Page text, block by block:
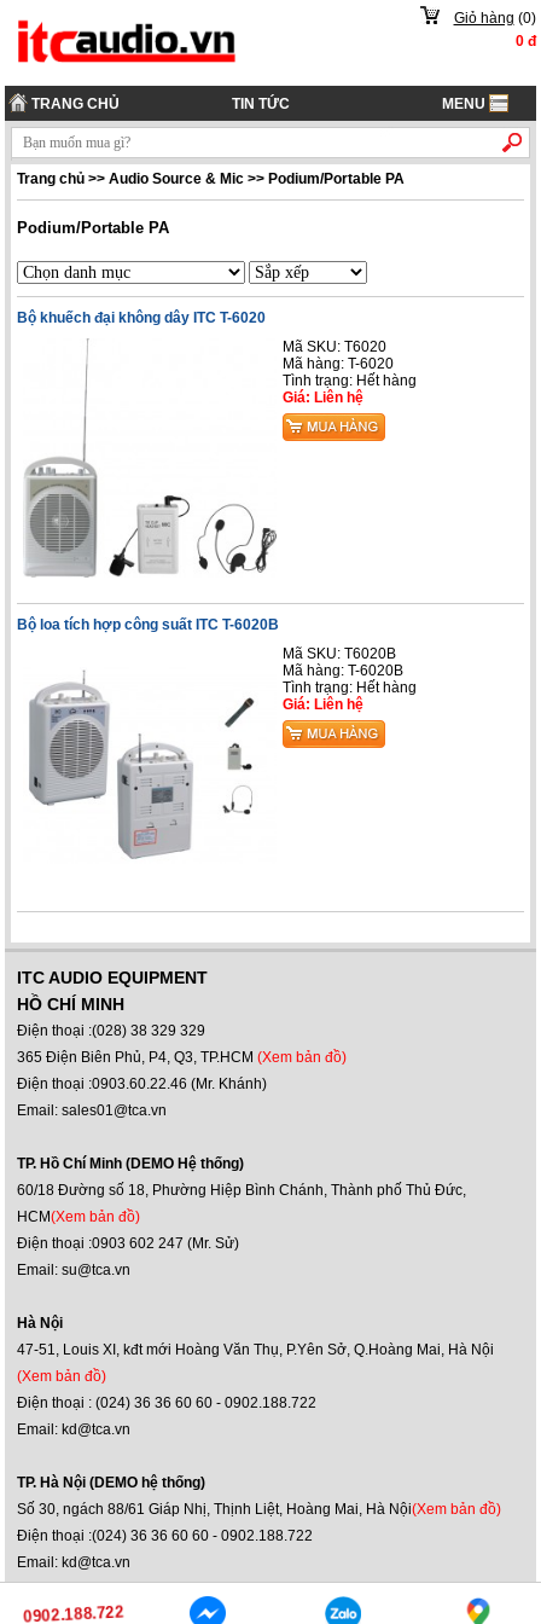
Giỏ hàng (0)
0đ
TRANG CHỦ TIN TỨC MENU
Trang chủ >>Audio Source & Mic >>Podium/Portable PA
Podium/Portable PA
Bộ khuếch đại không dây ITC T-6020
Mã SKU: T6020
Mã hàng: T-6020
Tình trạng: Hết hàng
Giá: Liên hệ
Bộ loa tích hợp công suất ITC T-6020B
Mã SKU: T6020B
Mã hàng: T-6020B
Tình trạng: Hết hàng
Giá: Liên hệ
ITC AUDIO EQUIPMENT
HỒ CHÍ MINH
Điện thoại :(028) 38 329 329
365 Điện Biên Phủ, P4, Q3, TP.HCM(Xem bản đồ)
Điện thoại :0903.60.22.46 (Mr. Khánh)
Email: sales01@tca.vn
TP. Hồ Chí Minh (DEMO Hệ thống)
60/18 Đường số 18, Phường Hiệp Bình Chánh, Thành phố Thủ Đức,
HCM(Xem bản đồ)
Điện thoại :0903 602 247 (Mr. Sử)
Email: su@tca.vn
Hà Nội
47-51, Louis XI, kđt mới Hoàng Văn Thụ, P.Yên Sở, Q.Hoàng Mai, Hà Nội
(Xem bản đồ)
Điện thoại : (024) 36 36 60 60 - 0902.188.722
Email: kd@tca.vn
TP. Hà Nội (DEMO hệ thống)
Số 30, ngách 88/61 Giáp Nhị, Thịnh Liệt, Hoàng Mai, Hà Nội(Xem bản đồ)
Điện thoại :(024) 36 36 60 60 - 0902.188.722
Email: kd@tca.vn
Bản quyền ©2014 itcaudio.vn
0902.188.722
0902.188.722